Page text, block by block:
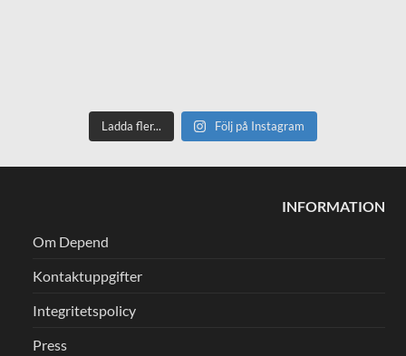
Ladda fler... Följ på Instagram
INFORMATION
Om Depend
Kontaktuppgifter
Integritetspolicy
Press